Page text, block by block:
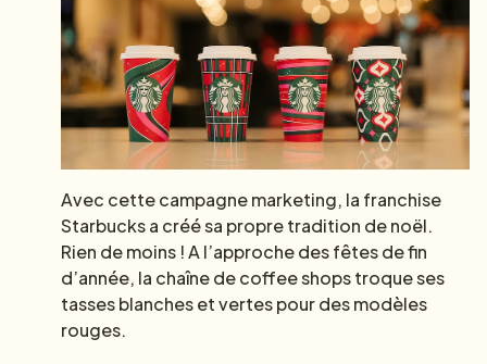
Avec cette campagne marketing, la franchise
Starbucks a créé sa propre tradition de noël.
Rien de moins ! A l’approche des fêtes de fin
d’année, la chaîne de coffee shops troque ses
tasses blanches et vertes pour des modèles
rouges.